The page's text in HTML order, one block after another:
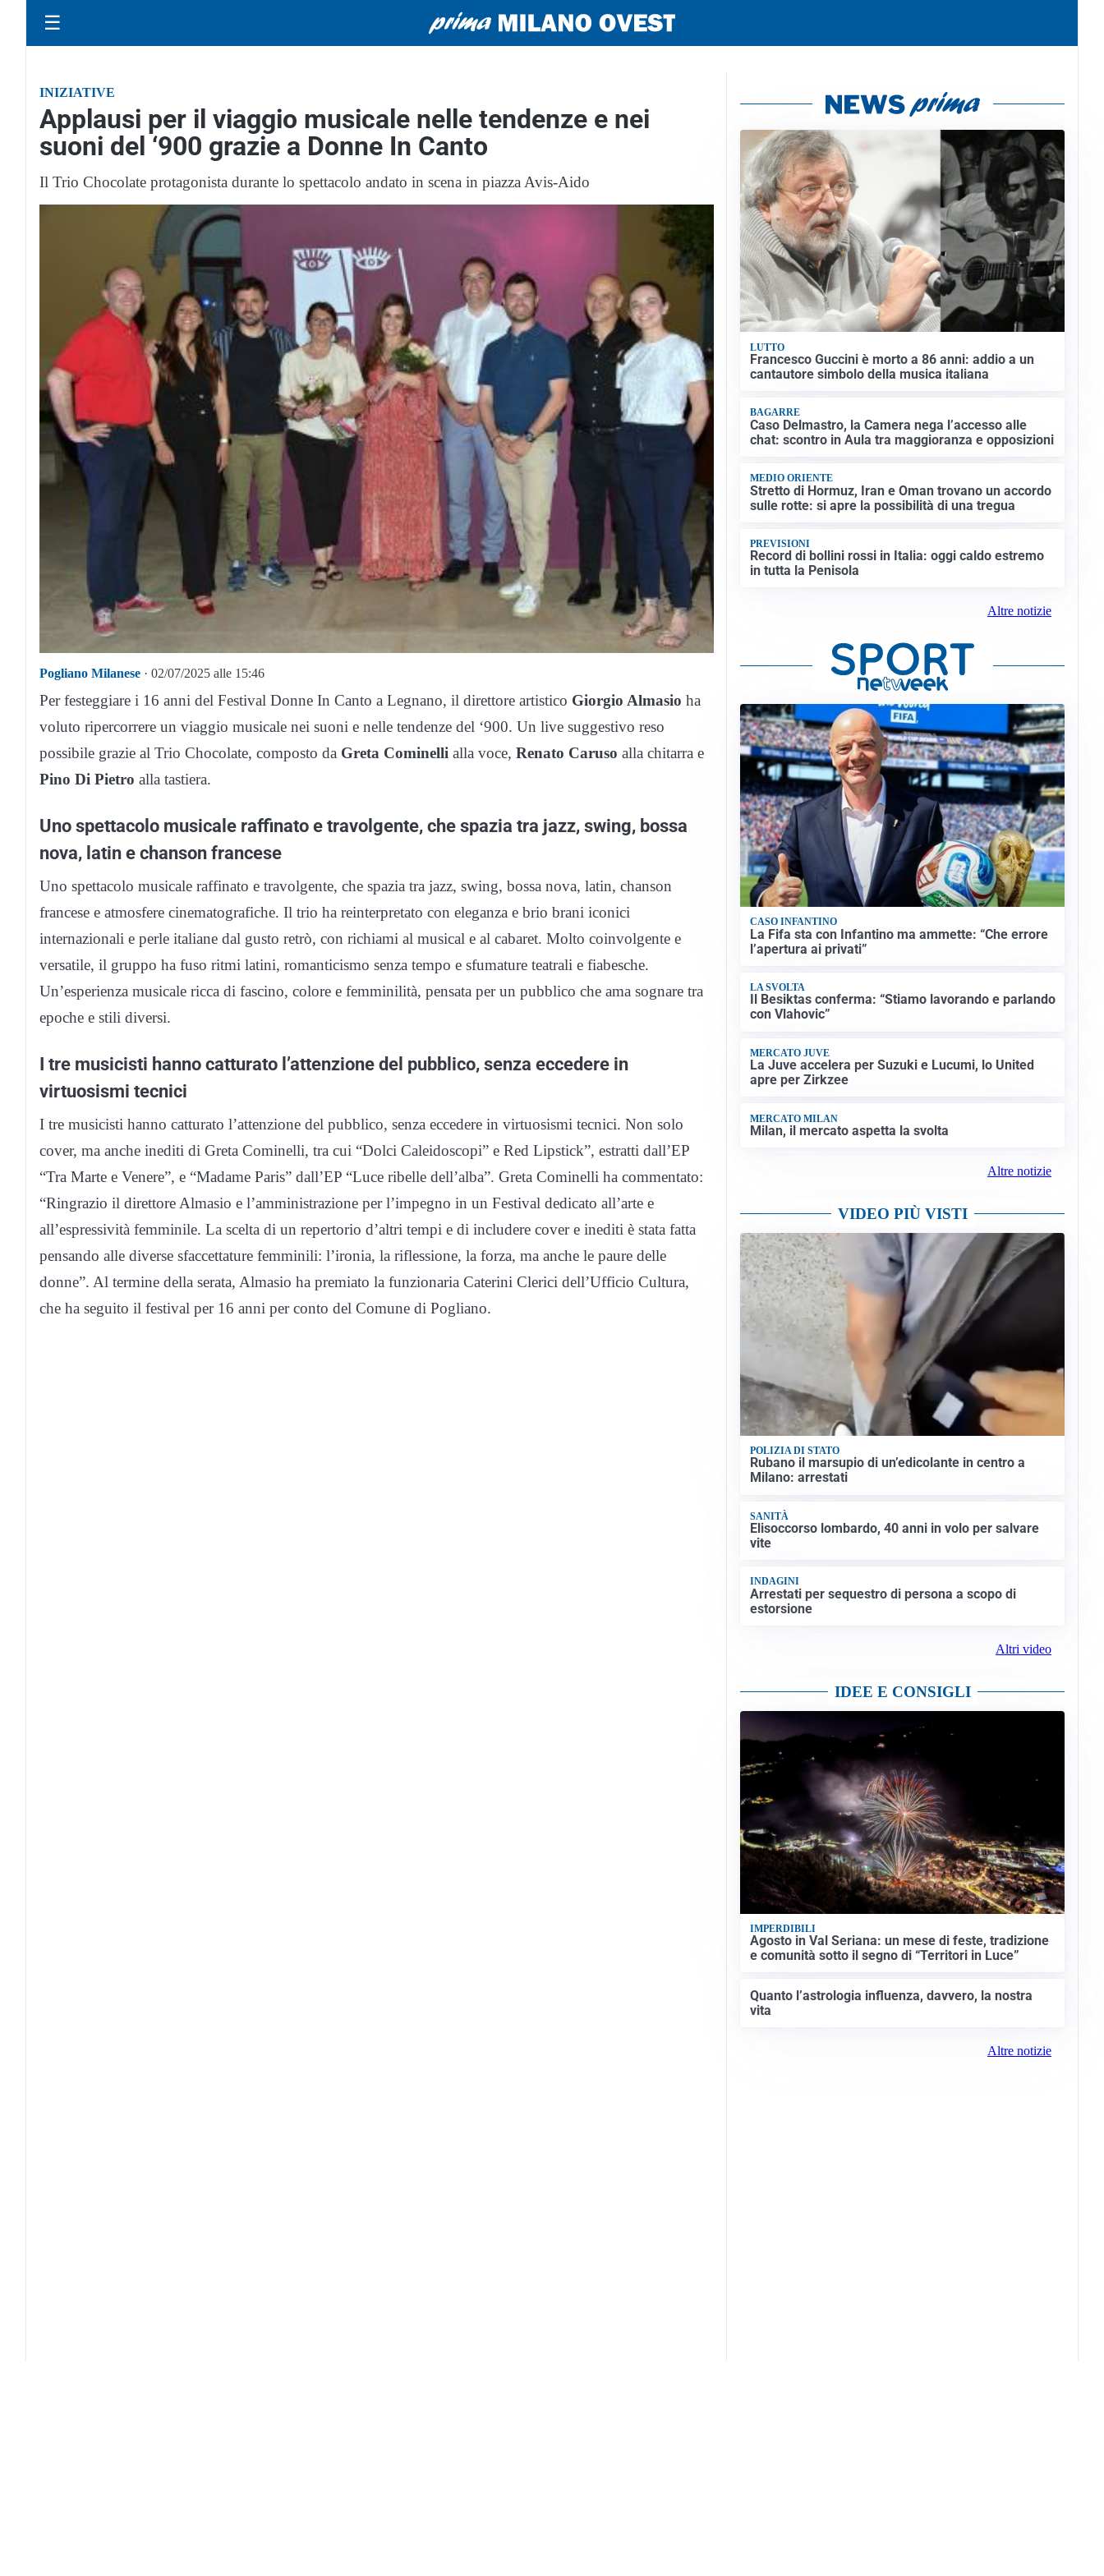
☰
INIZIATIVE
Applausi per il viaggio musicale nelle tendenze e nei
suoni del ‘900 grazie a Donne In Canto
Il Trio Chocolate protagonista durante lo spettacolo andato in scena in piazza Avis-Aido
Pogliano Milanese · 02/07/2025 alle 15:46
Per festeggiare i 16 anni del Festival Donne In Canto a Legnano, il direttore artistico Giorgio Almasio ha
voluto ripercorrere un viaggio musicale nei suoni e nelle tendenze del ‘900. Un live suggestivo reso
possibile grazie al Trio Chocolate, composto da Greta Cominelli alla voce, Renato Caruso alla chitarra e
Pino Di Pietro alla tastiera.
Uno spettacolo musicale raffinato e travolgente, che spazia tra jazz, swing, bossa
nova, latin e chanson francese
Uno spettacolo musicale raffinato e travolgente, che spazia tra jazz, swing, bossa nova, latin, chanson
francese e atmosfere cinematografiche. Il trio ha reinterpretato con eleganza e brio brani iconici
internazionali e perle italiane dal gusto retrò, con richiami al musical e al cabaret. Molto coinvolgente e
versatile, il gruppo ha fuso ritmi latini, romanticismo senza tempo e sfumature teatrali e fiabesche.
Un’esperienza musicale ricca di fascino, colore e femminilità, pensata per un pubblico che ama sognare tra
epoche e stili diversi.
I tre musicisti hanno catturato l’attenzione del pubblico, senza eccedere in
virtuosismi tecnici
I tre musicisti hanno catturato l’attenzione del pubblico, senza eccedere in virtuosismi tecnici. Non solo
cover, ma anche inediti di Greta Cominelli, tra cui “Dolci Caleidoscopi” e Red Lipstick”, estratti dall’EP
“Tra Marte e Venere”, e “Madame Paris” dall’EP “Luce ribelle dell’alba”. Greta Cominelli ha commentato:
“Ringrazio il direttore Almasio e l’amministrazione per l’impegno in un Festival dedicato all’arte e
all’espressività femminile. La scelta di un repertorio d’altri tempi e di includere cover e inediti è stata fatta
pensando alle diverse sfaccettature femminili: l’ironia, la riflessione, la forza, ma anche le paure delle
donne”. Al termine della serata, Almasio ha premiato la funzionaria Caterini Clerici dell’Ufficio Cultura,
che ha seguito il festival per 16 anni per conto del Comune di Pogliano.
LUTTO
Francesco Guccini è morto a 86 anni: addio a un
cantautore simbolo della musica italiana
BAGARRE
Caso Delmastro, la Camera nega l’accesso alle
chat: scontro in Aula tra maggioranza e opposizioni
MEDIO ORIENTE
Stretto di Hormuz, Iran e Oman trovano un accordo
sulle rotte: si apre la possibilità di una tregua
PREVISIONI
Record di bollini rossi in Italia: oggi caldo estremo
in tutta la Penisola
Altre notizie
CASO INFANTINO
La Fifa sta con Infantino ma ammette: “Che errore
l’apertura ai privati”
LA SVOLTA
Il Besiktas conferma: “Stiamo lavorando e parlando
con Vlahovic”
MERCATO JUVE
La Juve accelera per Suzuki e Lucumi, lo United
apre per Zirkzee
MERCATO MILAN
Milan, il mercato aspetta la svolta
Altre notizie
VIDEO PIÙ VISTI
POLIZIA DI STATO
Rubano il marsupio di un’edicolante in centro a
Milano: arrestati
SANITÀ
Elisoccorso lombardo, 40 anni in volo per salvare
vite
INDAGINI
Arrestati per sequestro di persona a scopo di
estorsione
Altri video
IDEE E CONSIGLI
IMPERDIBILI
Agosto in Val Seriana: un mese di feste, tradizione
e comunità sotto il segno di “Territori in Luce”
Quanto l’astrologia influenza, davvero, la nostra
vita
Altre notizie